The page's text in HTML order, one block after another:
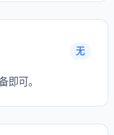
无
即可。